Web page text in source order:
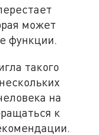
может
функции.
такого
на
к